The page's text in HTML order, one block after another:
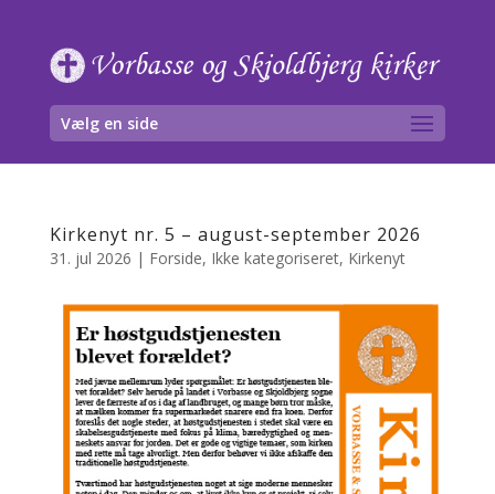
Vælg en side
Kirkenyt nr. 5 – august-september 2026
31. jul 2026 | Forside, Ikke kategoriseret, Kirkenyt